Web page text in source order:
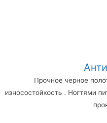
Прочное черное
износостойкость . Ногтями